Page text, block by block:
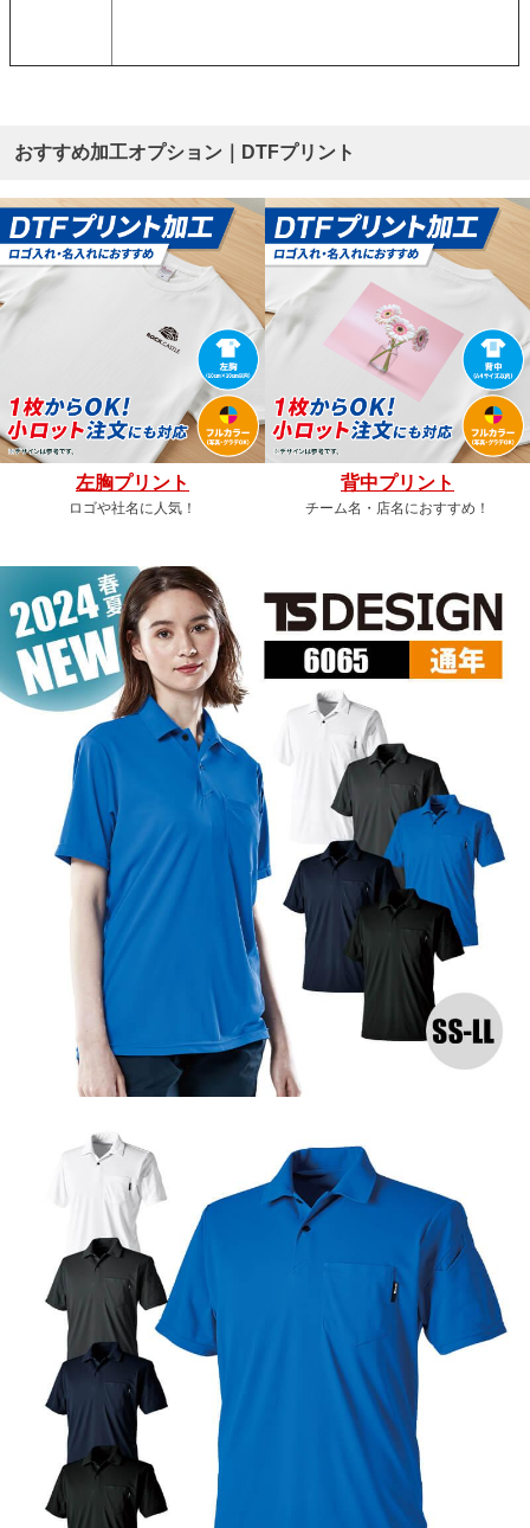
おすすめ加工オプション｜DTFプリント
左胸プリント
ロゴや社名に人気！
背中プリント
チーム名・店名におすすめ！